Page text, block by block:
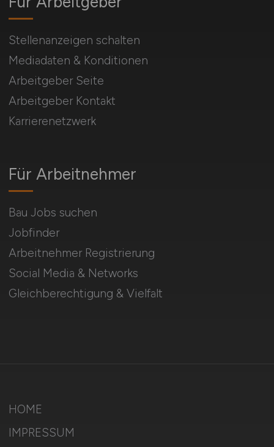
Für Arbeitnehmer
Bau Jobs suchen
Jobfinder
Arbeitnehmer Registrierung
Social Media & Networks
Gleichberechtigung & Vielfalt
Stellenanzeigen schalten
Mediadaten & Konditionen
Arbeitgeber Seite
Arbeitgeber Kontakt
Karrierenetzwerk
HOME
IMPRESSUM